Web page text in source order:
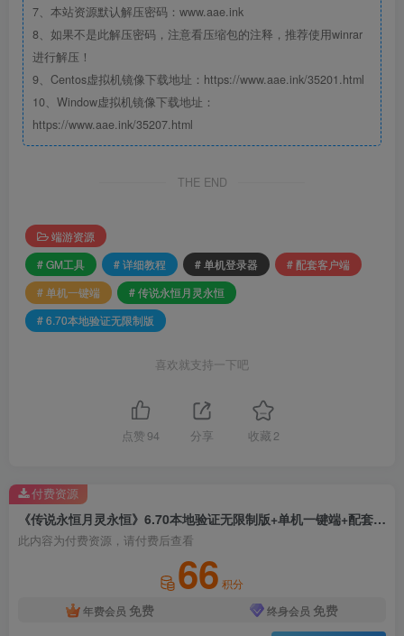
7、本站资源默认解压密码：www.aae.ink
8、如果不是此解压密码，注意看压缩包的注释，推荐使用winrar
进行解压！
9、Centos虚拟机镜像下载地址：https://www.aae.ink/35201.html
10、Window虚拟机镜像下载地址：
https://www.aae.ink/35207.html
THE END
端游资源
# GM工具
# 详细教程 # 单机登录器
# 配套客户端
# 单机一键端
# 传说永恒月灵永恒
# 6.70本地验证无限制版
喜欢就支持一下吧
点赞 94 分享 收藏 2
《传说永恒月灵永恒》6.70本地验证无限制版+单机一键端+配套客户端+单机登录器+GM工具+详细教程
此内容为付费资源，请付费后查看
66 积分
年费会员 免费 终身会员 免费
付费资源